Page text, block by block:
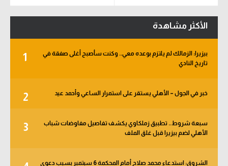
الأكثر مشاهدة
1
بيزيرا: الزمالك لم يلتزم بوعده معي.. وكنت سأصبح أغلى صفقة في
تاريخ النادي
2 خبر في الجول – الأهلي يستقر على استمرار الساعي وأحمد عيد
3
سبعة شروط.. تطبيق زملكاوي يكشف تفاصيل مفاوضات شباب
الأهلي لضم بيزيرا قبل غلق الملف
الشروق: استدعاء محمد صلاح أمام المحكمة 6 سبتمبر بسبب دعوى